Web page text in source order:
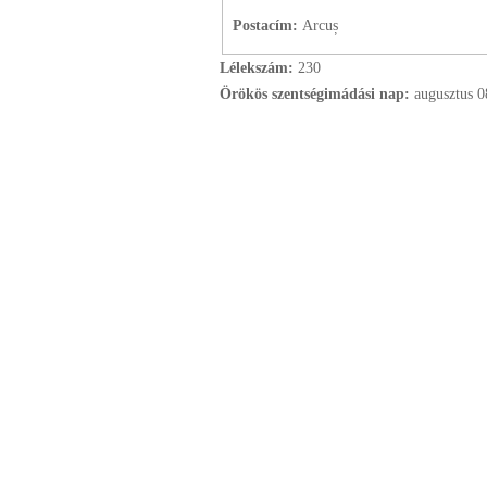
Postacím: Arcuș
Lélekszám: 230
Örökös szentségimádási nap: augusztus